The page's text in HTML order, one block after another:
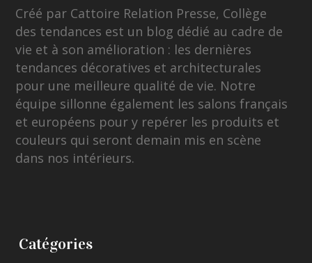
Créé par Cattoire Relation Presse, Collège
des tendances est un blog dédié au cadre de
vie et à son amélioration : les dernières
tendances décoratives et architecturales
pour une meilleure qualité de vie. Notre
équipe sillonne également les salons français
et européens pour y repérer les produits et
couleurs qui seront demain mis en scène
dans nos intérieurs.
Catégories